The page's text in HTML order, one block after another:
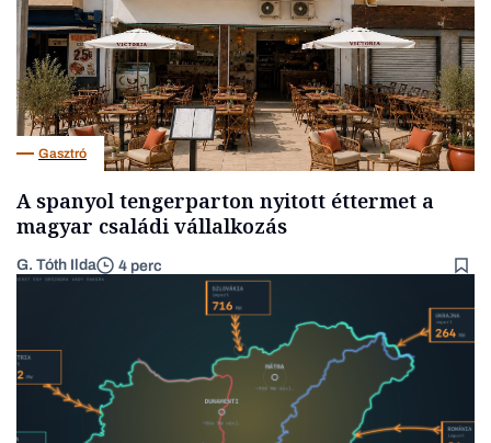
Gasztró
A spanyol tengerparton nyitott éttermet a
magyar családi vállalkozás
G. Tóth Ilda 4 perc